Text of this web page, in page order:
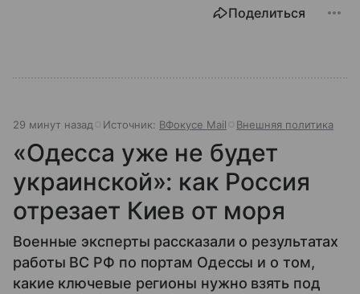
Поделиться
29 минут назад Источник: ВФокусе Mail Внешняя политика
«Одесса уже не будет
украинской»: как Россия
отрезает Киев от моря
Военные эксперты рассказали о результатах
работы ВС РФ по портам Одессы и о том,
какие ключевые регионы нужно взять под